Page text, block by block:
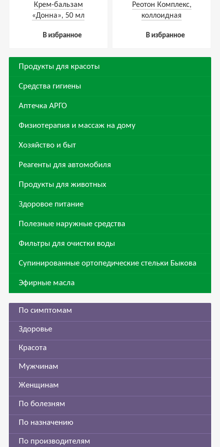
Крем-бальзам
«Донна», 50 мл
В избранное
Реотон Комплекс,
коллоидная
В избранное
Продукты для красоты
Средства гигиены
Аптечка АРГО
Физиотерапия и массаж на дому
Хозяйство и быт
Реагенты для автомобиля
Продукты для животных
Здоровое питание
Полезные наружные средства
Фильтры для очистки воды
Супинированные ортопедические стельки Быкова
Эфирные масла
По симптомам
Здоровье
Красота
Мужчинам
Женщинам
По болезням
По назначению
По производителям